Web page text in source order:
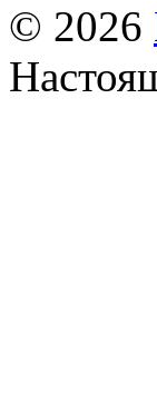
© 2026